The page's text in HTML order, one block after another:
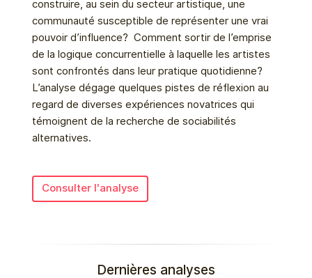
construire, au sein du secteur artistique, une
communauté susceptible de représenter une vrai
pouvoir d’influence? Comment sortir de l’emprise
de la logique concurrentielle à laquelle les artistes
sont confrontés dans leur pratique quotidienne?
L’analyse dégage quelques pistes de réflexion au
regard de diverses expériences novatrices qui
témoignent de la recherche de sociabilités
alternatives.
Consulter l'analyse
Dernières analyses